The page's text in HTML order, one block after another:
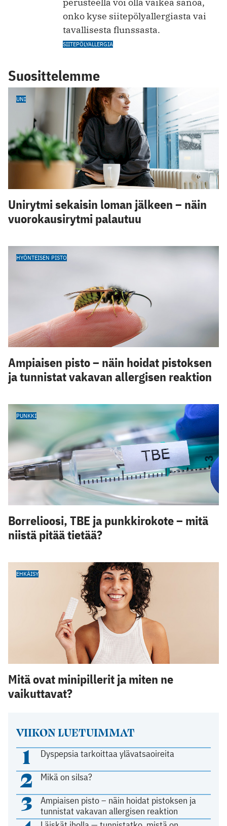
VIIKON LUETUIMMAT
1 Dyspepsia tarkoittaa ylävatsaoireita
2 Mikä on silsa?
3
Ampiaisen pisto – näin hoidat pistoksen ja
tunnistat vakavan allergisen reaktion
perusteella voi olla vaikea sanoa,
onko kyse siitepölyallergiasta vai
tavallisesta flunssasta.
SIITEPÖLYALLERGIA
Suosittelemme
UNI
Unirytmi sekaisin loman jälkeen – näin
vuorokausirytmi palautuu
HYÖNTEISEN PISTO
Ampiaisen pisto – näin hoidat pistoksen
ja tunnistat vakavan allergisen reaktion
PUNKKI
Borrelioosi, TBE ja punkkirokote – mitä
niistä pitää tietää?
EHKÄISY
Mitä ovat minipillerit ja miten ne
vaikuttavat?